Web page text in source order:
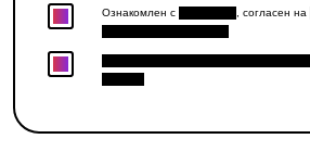
Ознакомлен с , согласен на